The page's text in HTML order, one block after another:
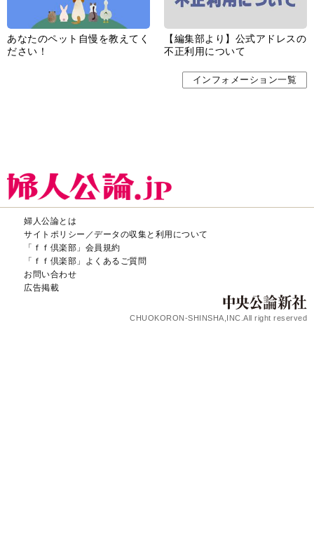
あなたのペット自慢を教えてく
ださい！
【編集部より】公式アドレスの
不正利用について
インフォメーション一覧
婦人公論とは
サイトポリシー／データの収集と利用について
「ｆｆ倶楽部」会員規約
「ｆｆ倶楽部」よくあるご質問
お問い合わせ
広告掲載
CHUOKORON-SHINSHA,INC.All right reserved